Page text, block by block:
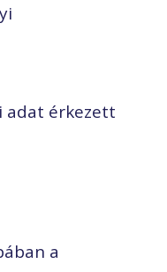
adat érkezett
a